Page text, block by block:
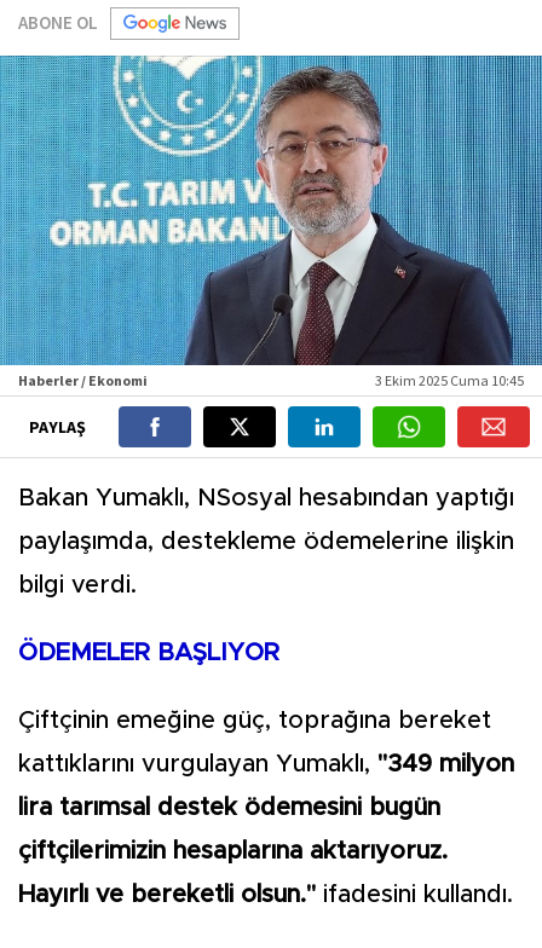
ABONE OL
Haberler / Ekonomi 3 Ekim 2025 Cuma 10:45
PAYLAŞ
Bakan Yumaklı, NSosyal hesabından yaptığı
paylaşımda, destekleme ödemelerine ilişkin
bilgi verdi.
ÖDEMELER BAŞLIYOR
Çiftçinin emeğine güç, toprağına bereket
kattıklarını vurgulayan Yumaklı, "349 milyon
lira tarımsal destek ödemesini bugün
çiftçilerimizin hesaplarına aktarıyoruz.
Hayırlı ve bereketli olsun." ifadesini kullandı.